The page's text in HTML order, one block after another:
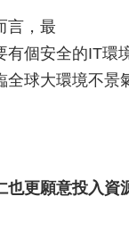
言，最
個安全的IT環
球大環境不景
也更願意投入資